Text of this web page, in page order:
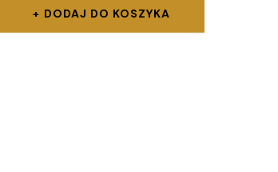
DODAJ DO KOSZYKA